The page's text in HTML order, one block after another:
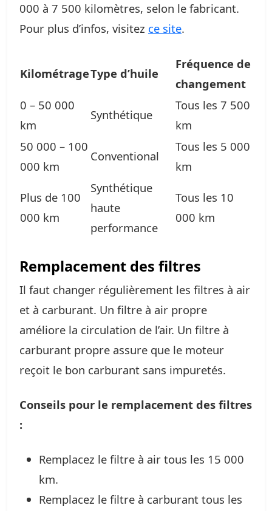
000 à 7 500 kilomètres, selon le fabricant.
Pour plus d’infos, visitez ce site.
KilométrageType d’huile
Fréquence de
changement
0 – 50 000
km
Synthétique
Tous les 7 500
km
50 000 – 100
000 km
Conventional
Tous les 5 000
km
Plus de 100
000 km
Synthétique
haute
performance
Tous les 10
000 km
Remplacement des filtres
Il faut changer régulièrement les filtres à air
et à carburant. Un filtre à air propre
améliore la circulation de l’air. Un filtre à
carburant propre assure que le moteur
reçoit le bon carburant sans impuretés.
Conseils pour le remplacement des filtres
:
Remplacez le filtre à air tous les 15 000
km.
Remplacez le filtre à carburant tous les